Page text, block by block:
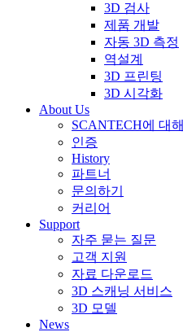
3D 검사
제품 개발
자동 3D 측정
역설계
3D 프린팅
3D 시각화
About Us
SCANTECH에 대해
인증
History
파트너
문의하기
커리어
Support
자주 묻는 질문
고객 지원
자료 다운로드
3D 스캐닝 서비스
3D 모델
News